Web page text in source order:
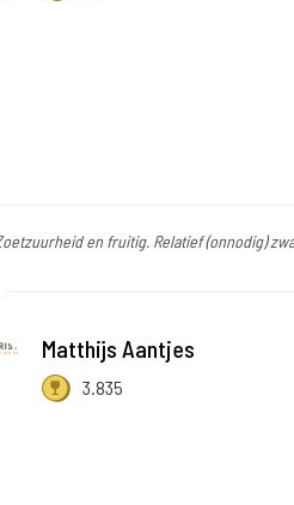
en fruitig. Relatief (onnodig)
Matthijs Aantjes
3.835